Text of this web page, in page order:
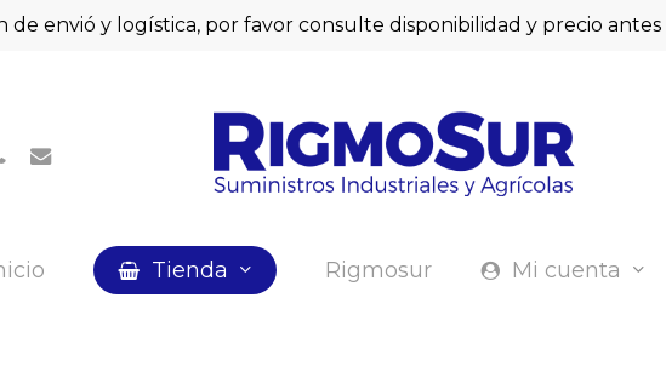
de envió y logística, por favor consulte disponibilidad y precio antes
email
Tienda Rigmosur Mi cuenta
angular M18
Debesacceder